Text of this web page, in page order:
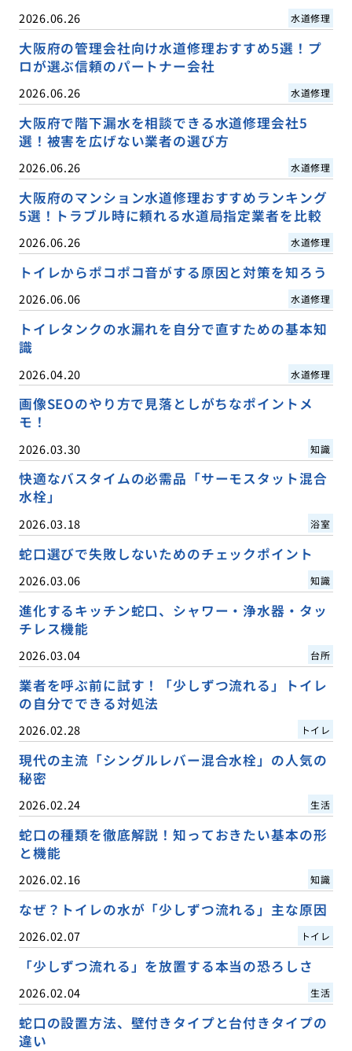
2026.06.26 水道修理
大阪府の管理会社向け水道修理おすすめ5選！プ
ロが選ぶ信頼のパートナー会社
2026.06.26 水道修理
大阪府で階下漏水を相談できる水道修理会社5
選！被害を広げない業者の選び方
2026.06.26 水道修理
大阪府のマンション水道修理おすすめランキング
5選！トラブル時に頼れる水道局指定業者を比較
2026.06.26 水道修理
トイレからポコポコ音がする原因と対策を知ろう
2026.06.06 水道修理
トイレタンクの水漏れを自分で直すための基本知
識
2026.04.20 水道修理
画像SEOのやり方で見落としがちなポイントメ
モ！
2026.03.30 知識
快適なバスタイムの必需品「サーモスタット混合
水栓」
2026.03.18 浴室
蛇口選びで失敗しないためのチェックポイント
2026.03.06 知識
進化するキッチン蛇口、シャワー・浄水器・タッ
チレス機能
2026.03.04 台所
業者を呼ぶ前に試す！「少しずつ流れる」トイレ
の自分でできる対処法
2026.02.28 トイレ
現代の主流「シングルレバー混合水栓」の人気の
秘密
2026.02.24 生活
蛇口の種類を徹底解説！知っておきたい基本の形
と機能
2026.02.16 知識
なぜ？トイレの水が「少しずつ流れる」主な原因
2026.02.07 トイレ
「少しずつ流れる」を放置する本当の恐ろしさ
2026.02.04 生活
蛇口の設置方法、壁付きタイプと台付きタイプの
違い